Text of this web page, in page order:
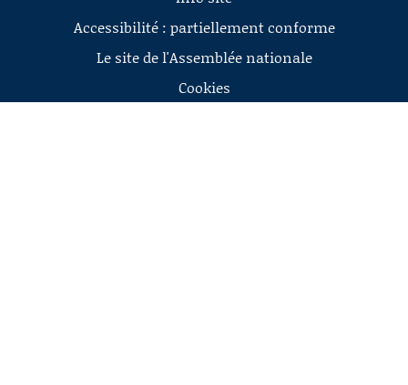
Accessibilité : partiellement conforme
Le site de l'Assemblée nationale
Cookies